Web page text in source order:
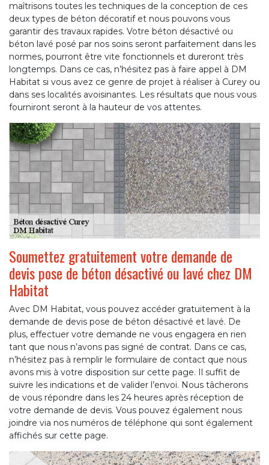
maîtrisons toutes les techniques de la conception de ces
deux types de béton décoratif et nous pouvons vous
garantir des travaux rapides. Votre béton désactivé ou
béton lavé posé par nos soins seront parfaitement dans les
normes, pourront être vite fonctionnels et dureront très
longtemps. Dans ce cas, n’hésitez pas à faire appel à DM
Habitat si vous avez ce genre de projet à réaliser à Curey ou
dans ses localités avoisinantes. Les résultats que nous vous
fourniront seront à la hauteur de vos attentes.
Soumettez gratuitement votre demande de
devis pose de béton désactivé ou lavé chez DM
Habitat
Avec DM Habitat, vous pouvez accéder gratuitement à la
demande de devis pose de béton désactivé et lavé. De
plus, effectuer votre demande ne vous engagera en rien
tant que nous n’avons pas signé de contrat. Dans ce cas,
n’hésitez pas à remplir le formulaire de contact que nous
avons mis à votre disposition sur cette page. Il suffit de
suivre les indications et de valider l’envoi. Nous tâcherons
de vous répondre dans les 24 heures après réception de
votre demande de devis. Vous pouvez également nous
joindre via nos numéros de téléphone qui sont également
affichés sur cette page.